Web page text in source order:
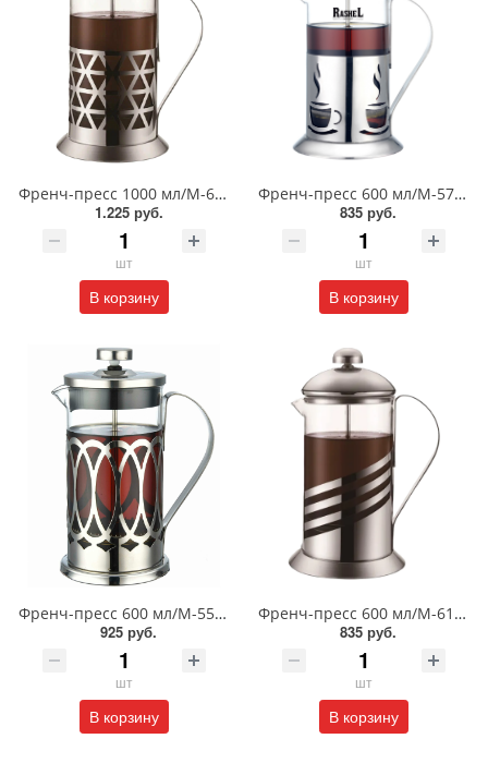
Френч-пресс 1000 мл/М-6410
1.225 руб.
шт
В корзину
Френч-пресс 600 мл/М-5760
835 руб.
шт
В корзину
Френч-пресс 600 мл/М-5560
925 руб.
шт
В корзину
Френч-пресс 600 мл/М-6160
835 руб.
шт
В корзину